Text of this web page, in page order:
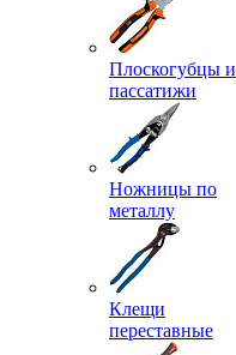
Плоскогубцы и
пассатижи
Ножницы по
металлу
Клещи
переставные